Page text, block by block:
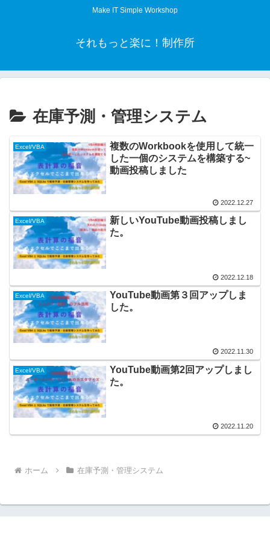
Make IT Simple Workshop
それもっと楽に！制作所
在庫予測・管理システム
Excel/VBA
複数のWorkbookを使用して統一
した一個のシステムを構築する~
動画投稿しました
2022.12.27
Excel/VBA
新しいYouTube動画投稿しまし
た。
2022.12.18
Excel/VBA
YouTube動画第３回アップしま
した。
2022.11.30
Excel/VBA
YouTube動画第2回アップしまし
た。
2022.11.20
ホーム 在庫予測・管理システム